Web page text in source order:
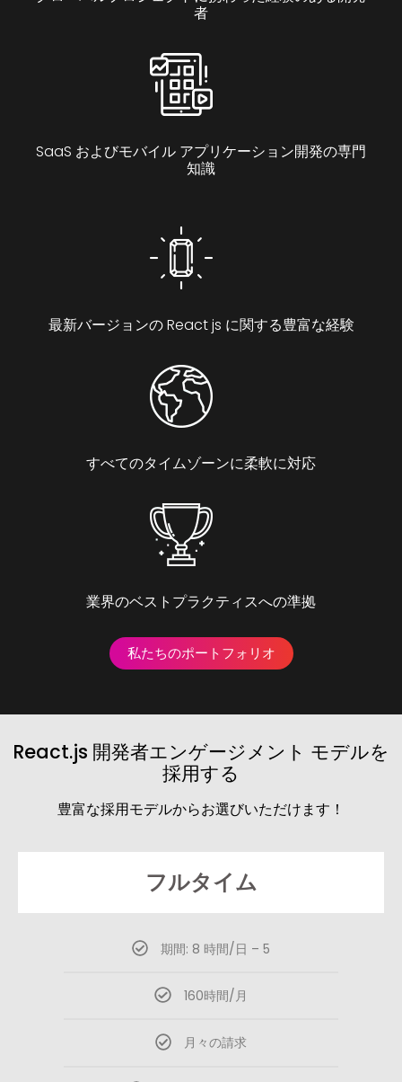
者
SaaS およびモバイル アプリケーション開発の専門
知識
最新バージョンの React js に関する豊富な経験
すべてのタイムゾーンに柔軟に対応
業界のベストプラクティスへの準拠
私たちのポートフォリオ
React.js 開発者エンゲージメント モデルを
採用する
豊富な採用モデルからお選びいただけます！
フルタイム
期間: 8 時間/日 – 5
160時間/月
月々の請求